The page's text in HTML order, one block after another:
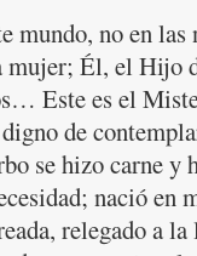
mundo, no en
mujer; Él, el Hijo
Este es el
de
se hizo carne
nació en
relegado a